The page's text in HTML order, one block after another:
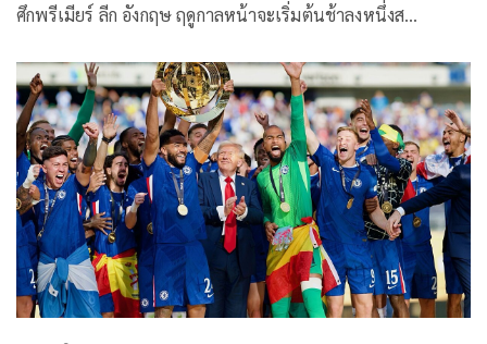
ศึกพรีเมียร์ ลีก อังกฤษ ฤดูกาลหน้าจะเริ่มต้นช้าลงหนึ่งส…